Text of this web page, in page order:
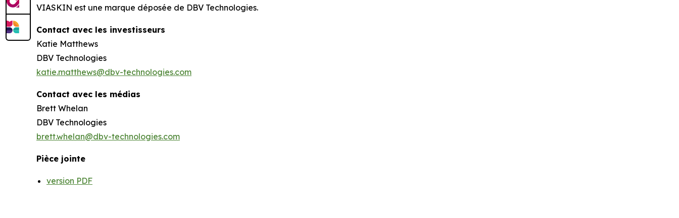
VIASKIN est une marque déposée de DBV Technologies.
Contact avec les investisseurs
Katie Matthews
DBV Technologies
katie.matthews@dbv-technologies.com
Contact avec les médias
Brett Whelan
DBV Technologies
brett.whelan@dbv-technologies.com
Pièce jointe
version PDF